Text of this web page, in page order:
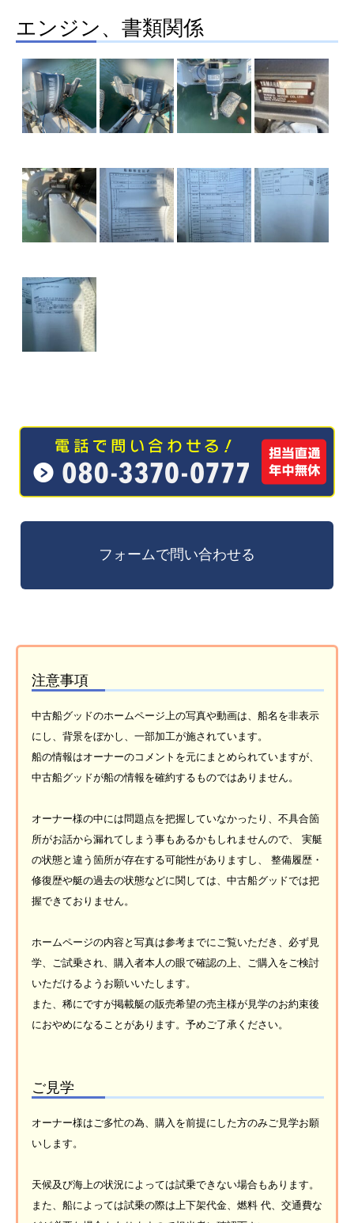
エンジン、書類関係
注意事項
中古船グッドのホームページ上の写真や動画は、船名を非表示
にし、背景をぼかし、一部加工が施されています。
船の情報はオーナーのコメントを元にまとめられていますが、
中古船グッドが船の情報を確約するものではありません。
オーナー様の中には問題点を把握していなかったり、不具合箇
所がお話から漏れてしまう事もあるかもしれませんので、 実艇
の状態と違う箇所が存在する可能性がありますし、 整備履歴・
修復歴や艇の過去の状態などに関しては、中古船グッドでは把
握できておりません。
ホームページの内容と写真は参考までにご覧いただき、必ず見
学、ご試乗され、購入者本人の眼で確認の上、ご購入をご検討
いただけるようお願いいたします。
また、稀にですが掲載艇の販売希望の売主様が見学のお約束後
におやめになることがあります。予めご了承ください。
ご見学
オーナー様はご多忙の為、購入を前提にした方のみご見学お願
いします。
天候及び海上の状況によっては試乗できない場合もあります。
また、船によっては試乗の際は上下架代金、燃料 代、交通費な